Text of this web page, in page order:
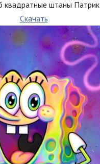
квадратные штаны Патрик
Скачать